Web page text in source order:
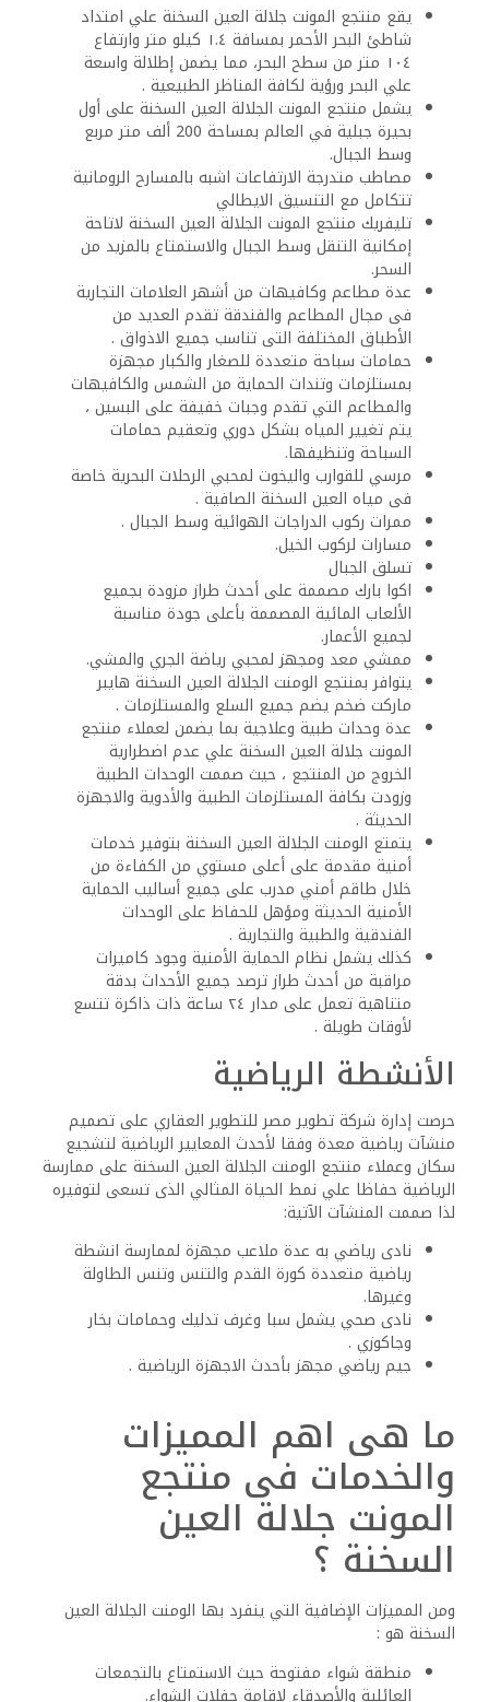
يقع منتجع المونت جلالة العين السخنة علي امتداد
شاطئ البحر الأحمر بمسافة ١.٤ كيلو متر وارتفاع
١٠٤ متر من سطح البحر، مما يضمن إطلالة واسعة
علي البحر ورؤية لكافة المناظر الطبيعية .
يشمل منتجع المونت الجلالة العين السخنة على أول
بحيرة جبلية في العالم بمساحة 200 ألف متر مربع
وسط الجبال.
مصاطب متدرجة الارتفاعات اشبه بالمسارح الرومانية
تتكامل مع التنسيق الايطالي
تليفريك منتجع المونت الجلالة العين السخنة لاتاحة
إمكانية التنقل وسط الجبال والاستمتاع بالمزيد من
السحر.
عدة مطاعم وكافيهات من أشهر العلامات التجارية
فى مجال المطاعم والفندقة تقدم العديد من
الأطباق المختلفة التى تناسب جميع الاذواق .
حمامات سباحة متعددة للصغار والكبار مجهزة
بمستلزمات وتندات الحماية من الشمس والكافيهات
والمطاعم التي تقدم وجبات خفيفة على البسين ،
يتم تغيير المياه بشكل دوري وتعقيم حمامات
السباحة وتنظيفها.
مرسي للقوارب واليخوت لمحبي الرحلات البحرية خاصة
فى مياه العين السخنة الصافية .
ممرات ركوب الدراجات الهوائية وسط الجبال .
مسارات لركوب الخيل.
تسلق الجبال
اكوا بارك مصممة على أحدث طراز مزودة بجميع
الألعاب المائية المصممة بأعلى جودة مناسبة
لجميع الأعمار.
ممشي معد ومجهز لمحبي رياضة الجري والمشي.
يتوافر بمنتجع الومنت الجلالة العين السخنة هايبر
ماركت ضخم يضم جميع السلع والمستلزمات .
عدة وحدات طبية وعلاجية بما يضمن لعملاء منتجع
المونت جلالة العين السخنة علي عدم اضطرارية
الخروج من المنتجع ، حيث صممت الوحدات الطبية
وزودت بكافة المستلزمات الطبية والأدوية والاجهزة
الحديثة .
يتمتع الومنت الجلالة العين السخنة بتوفير خدمات
أمنية مقدمة على أعلى مستوي من الكفاءة من
خلال طاقم أمني مدرب على جميع أساليب الحماية
الأمنية الحديثة ومؤهل للحفاظ على الوحدات
الفندقية والطبية والتجارية .
كذلك يشمل نظام الحماية الأمنية وجود كاميرات
مراقبة من أحدث طراز ترصد جميع الأحداث بدقة
متناهية تعمل على مدار ٢٤ ساعة ذات ذاكرة تتسع
لأوقات طويلة .
الأنشطة الرياضية
حرصت إدارة شركة تطوير مصر للتطوير العقاري على تصميم
منشآت رياضية معدة وفقا لأحدث المعايير الرياضية لتشجيع
سكان وعملاء منتجع الومنت الجلالة العين السخنة على ممارسة
الرياضية حفاظا علي نمط الحياة المثالي الذى تسعى لتوفيره
لذا صممت المنشآت الآتية:
نادى رياضي به عدة ملاعب مجهزة لممارسة انشطة
رياضية متعددة كورة القدم والتنس وتنس الطاولة
وغيرها.
نادى صحي يشمل سبا وغرف تدليك وحمامات بخار
وجاكوزي .
جيم رياضي مجهز بأحدث الاجهزة الرياضية .
ما هى اهم المميزات
والخدمات فى منتجع
المونت جلالة العين
السخنة ؟
ومن المميزات الإضافية التي ينفرد بها الومنت الجلالة العين
السخنة هو :
منطقة شواء مفتوحة حيث الاستمتاع بالتجمعات
العائلية والأصدقاء لإقامة حفلات الشواء.